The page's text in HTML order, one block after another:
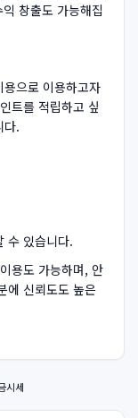
창출도 가능해집
으로 이용하고자
트를 적립하고 싶
다.
수 있습니다.
용도 가능하며, 안
에 신뢰도도 높은
시세